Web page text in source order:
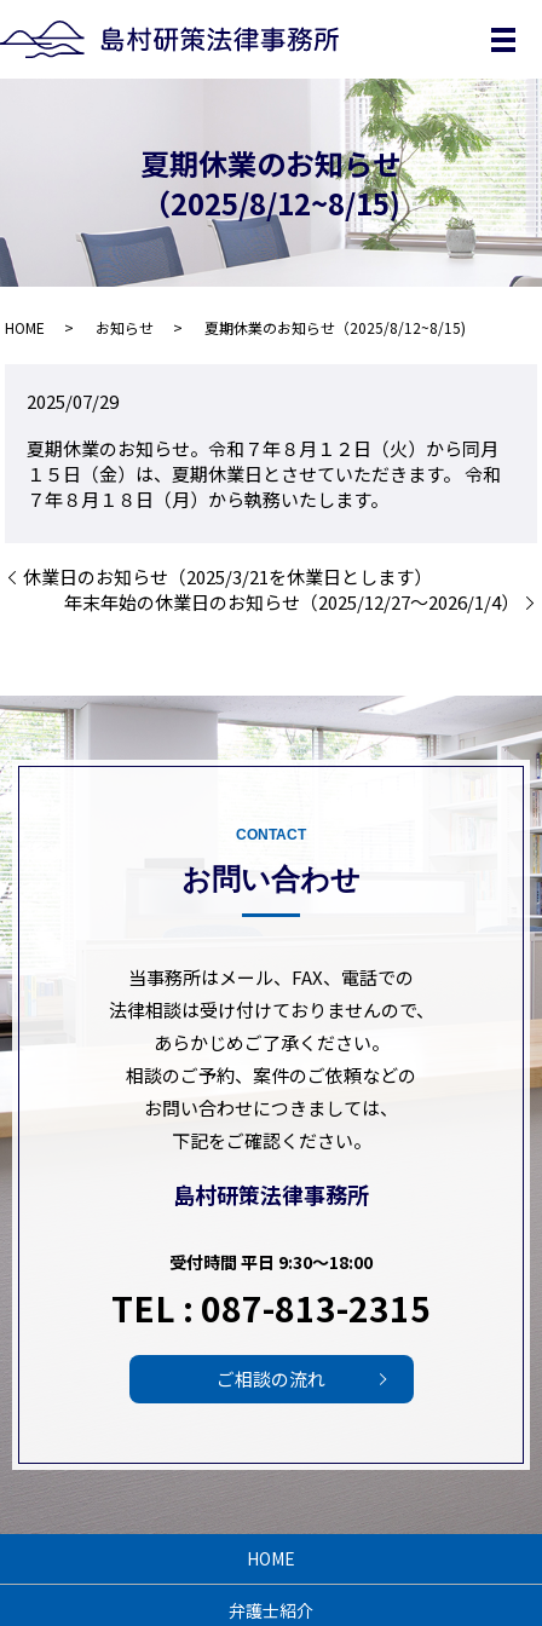
メ
夏期休業のお知らせ
（2025/8/12~8/15)
HOME お知らせ 夏期休業のお知らせ（2025/8/12~8/15)
2025/07/29
夏期休業のお知らせ。令和７年８月１２日（火）から同月
１５日（金）は、夏期休業日とさせていただきます。 令和
７年８月１８日（月）から執務いたします。
休業日のお知らせ（2025/3/21を休業日とします）
年末年始の休業日のお知らせ（2025/12/27～2026/1/4）
CONTACT
お問い合わせ
当事務所はメール、FAX、電話での
法律相談は受け付けておりませんので、
あらかじめご了承ください。
相談のご予約、案件のご依頼などの
お問い合わせにつきましては、
下記をご確認ください。
島村研策法律事務所
受付時間 平日 9:30～18:00
TEL : 087-813-2315
ご相談の流れ
HOME
弁護士紹介